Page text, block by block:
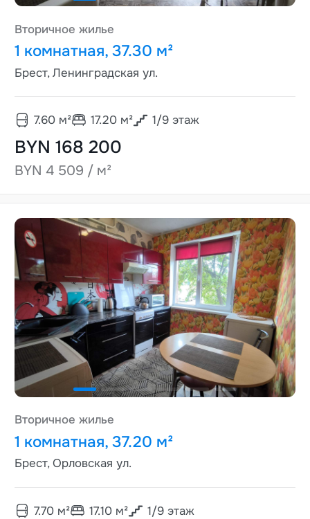
Вторичное жилье
1 комнатная, 37.30 м²
Брест, Ленинградская ул.
7.60м² 17.20м² 1/9этаж
BYN 168 200
BYN 4 509 / м²
Вторичное жилье
1 комнатная, 37.20 м²
Брест, Орловская ул.
7.70м² 17.10м² 1/9этаж